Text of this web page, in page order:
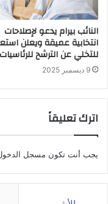
النائب بيرام يدعو لإصلاحات
انتخابية عميقة ويعلن
للتخلي عن الترشح للرئاسيات
9 ديسمبر 2025
اترك تعليقاً
يجب أنت تكون مسجل